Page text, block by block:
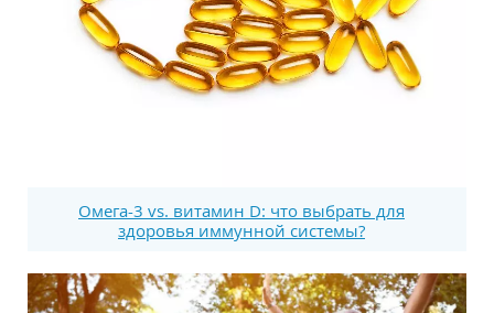
Омега-3 vs. витамин D: что выбрать для
здоровья иммунной системы?